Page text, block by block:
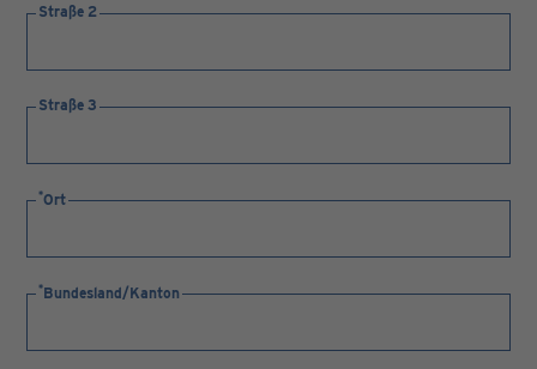
Straße 2
Straße 3
Ort
Bundesland/Kanton